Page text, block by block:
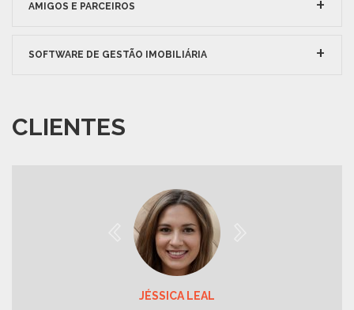
AMIGOS E PARCEIROS
SOFTWARE DE GESTÃO IMOBILIÁRIA
CLIENTES
JÉSSICA LEAL